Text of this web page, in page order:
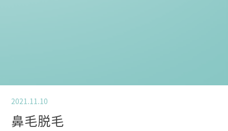
2021.11.10
鼻毛脱毛